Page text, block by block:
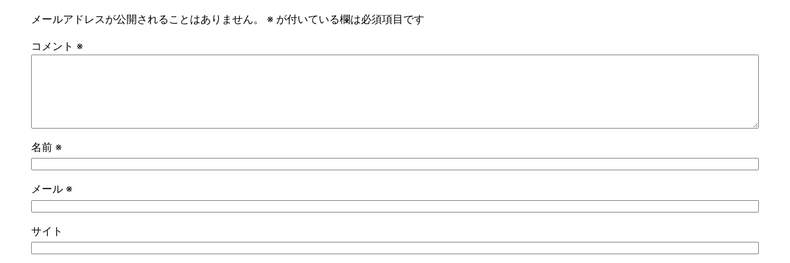
メールアドレスが公開されることはありません。 ※ が付いている欄は必須項目です
コメント ※
名前 ※
メール ※
サイト